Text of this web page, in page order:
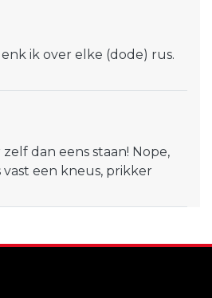
ik over elke (dode) rus.
dan eens staan! Nope,
vast een kneus, prikker